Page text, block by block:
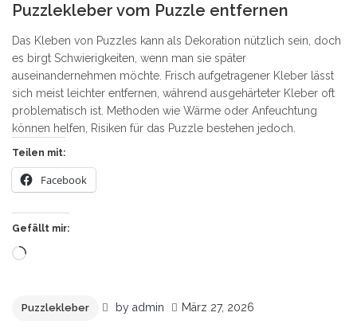
Puzzlekleber vom Puzzle entfernen
Das Kleben von Puzzles kann als Dekoration nützlich sein, doch
es birgt Schwierigkeiten, wenn man sie später
auseinandernehmen möchte. Frisch aufgetragener Kleber lässt
sich meist leichter entfernen, während ausgehärteter Kleber oft
problematisch ist. Methoden wie Wärme oder Anfeuchtung
können helfen, Risiken für das Puzzle bestehen jedoch.
Teilen mit:
Facebook
Gefällt mir:
Wird
Puzzlekleber by admin März 27, 2026